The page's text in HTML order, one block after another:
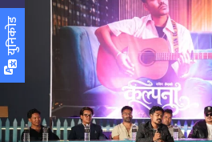
युनिकोड